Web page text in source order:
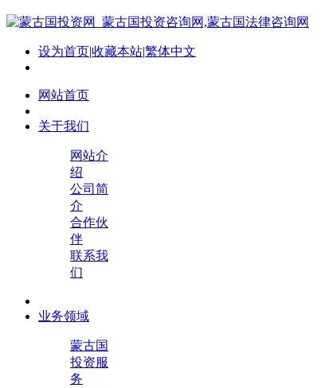
设为首页|收藏本站|繁体中文
网站首页
关于我们
网站介
绍
公司简
介
合作伙
伴
联系我
们
业务领域
蒙古国
投资服
务